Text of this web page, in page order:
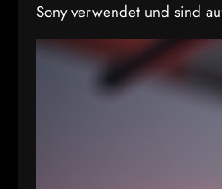
Sony verwendet und sind
Bedürfnisse in Bezug auf
Bitrate abgestimmt. Hier
Formaten: 1. XAVC S-I DCI:
intraframe-Version von
Auflösung (4096×2160)